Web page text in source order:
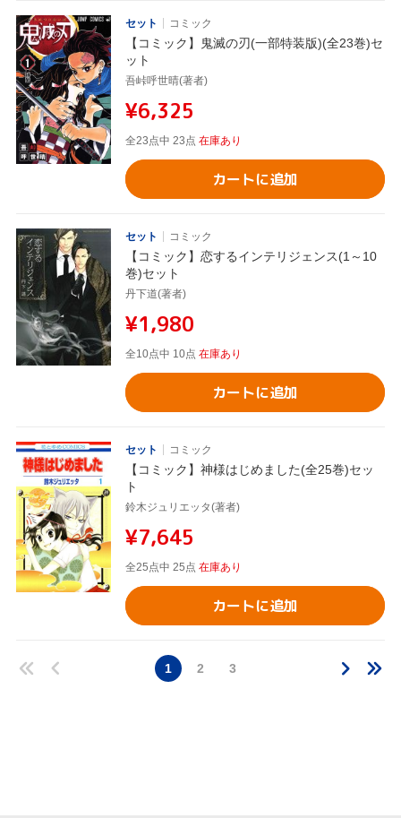
セット コミック
【コミック】鬼滅の刃(一部特装版)(全23巻)セ
ット
吾峠呼世晴(著者)
¥6,325
全23点中 23点 在庫あり
カートに追加
セット コミック
【コミック】恋するインテリジェンス(1～10
巻)セット
丹下道(著者)
¥1,980
全10点中 10点 在庫あり
カートに追加
セット コミック
【コミック】神様はじめました(全25巻)セッ
ト
鈴木ジュリエッタ(著者)
¥7,645
全25点中 25点 在庫あり
カートに追加
1 2 3